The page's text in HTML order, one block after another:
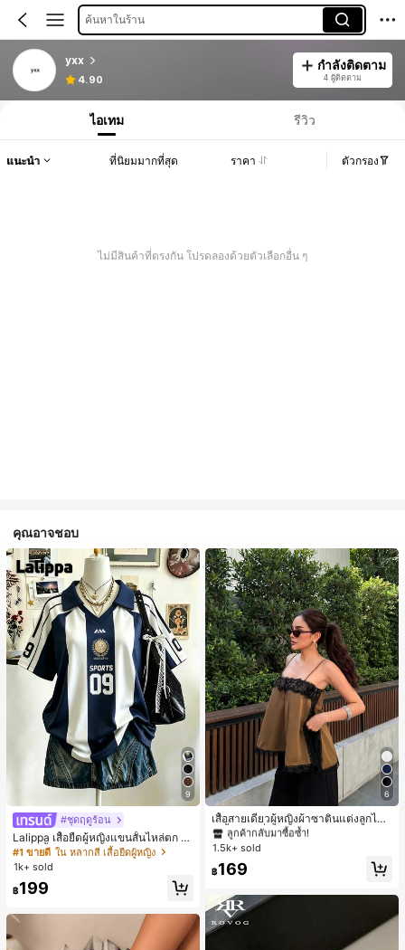
ค้นหาในร้าน
yxx
4.90
กำลังติดตาม
4 ผู้ติดตาม
ไอเทม รีวิว
แนะนำ ที่นิยมมากที่สุด ราคา ตัวกรอง
ไม่มีสินค้าที่ตรงกัน โปรดลองด้วยตัวเลือกอื่น ๆ
คุณอาจชอบ
9
#ชุดฤดูร้อน
Lalippa เสื้อยืดผู้หญิงแขนสั้นไหล่ตก ค
อวีปกเสื้อ ลายพิมพ์ดิจิทัลลายทาง สไตล์
สปอร์ตแฟชั่นมินิมอล ของขวัญสำหรับเ
พื่อน
#1 ขายดี ใน หลากสี เสื้อยืดผู้หญิง
1k+ sold
฿199
6
เสื้อสายเดี่ยวผู้หญิงผ้าซาตินแต่งลูกไม้
- เสื้อสายเดี่ยวฤดูร้อนสีคากีมีรอยผ่าด้า
นข้างที่น่าดึงดูดแบบสบายๆ
#1 ขายดี
ใน สีกากี เสื้อสตรี เสื้อเบลาส์ & Tee
ลูกค้ากลับมาซื้อซ้ำ!
#1 ขายดี
ลูกค้ากลับมาซื้อซ้ำ!
#1 ขายดี
ลูกค้ากลับมาซื้อซ้ำ!
#1 ขายดี
ใน สีกากี เสื้อสตรี เสื้อเบลาส์ & Tee
1.5k+ sold
฿169